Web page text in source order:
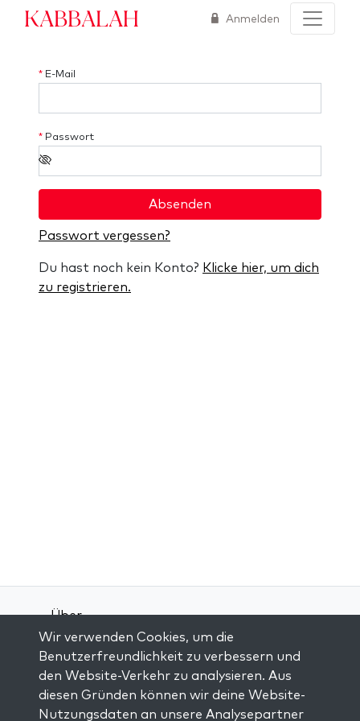
Kabbalah Anmelden
* E-Mail
* Passwort
Absenden
Passwort vergessen?
Du hast noch kein Konto? Klicke hier, um dich
zu registrieren.
Über
Kontakt
Datenschutz-Bestimmungen
Wir verwenden Cookies, um die
Benutzerfreundlichkeit zu verbessern und
den Website-Verkehr zu analysieren. Aus
diesen Gründen können wir deine Website-
Nutzungsdaten an unsere Analysepartner